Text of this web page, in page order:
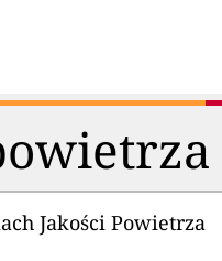
Jakości Powietrza